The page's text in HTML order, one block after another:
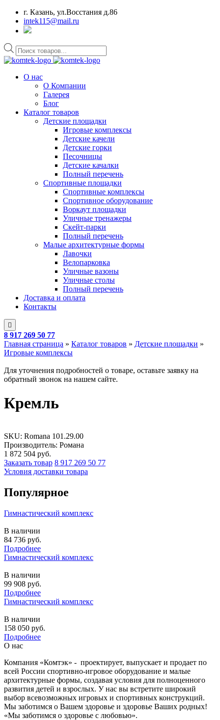
г. Казань, ул.Восстания д.86
intek115@mail.ru
Поиск
товаров
О нас
О Компании
Галерея
Блог
Каталог товаров
Детские площадки
Игровые комплексы
Детские качели
Детские горки
Песочницы
Детские качалки
Полный перечень
Спортивные площадки
Спортивные комплексы
Спортивное оборудование
Воркаут площадки
Уличные тренажеры
Скейт-парки
Полный перечень
Малые архитектурные формы
Лавочки
Велопарковка
Уличные вазоны
Уличные столы
Полный перечень
Доставка и оплата
Контакты
8 917 269 50 77
Главная страница » Каталог товаров » Детские площадки »
Игровые комплексы
Для уточнения подробностей о товаре, оставьте заявку на
обратный звонок на нашем сайте.
Кремль
SKU: Romana 101.29.00
Производитель: Романа
1 872 504 руб.
Заказать товар 8 917 269 50 77
Условия доставки товара
Популярное
Гимнастический комплекс
В наличии
84 736 руб.
Подробнее
Гимнастический комплекс
В наличии
99 908 руб.
Подробнее
Гимнастический комплекс
В наличии
158 050 руб.
Подробнее
О нас
Компания «Комтэк» - проектирует, выпускает и продает по
всей России спортивно-игровое оборудование и малые
архитектурные формы, создавая условия для полноценного
развития детей и взрослых. У нас вы встретите широкий
выбор всевозможных игровых и спортивных конструкций.
Мы заботимся о Вашем здоровье и здоровье Ваших родных!
«Мы заботимся о здоровье с любовью».